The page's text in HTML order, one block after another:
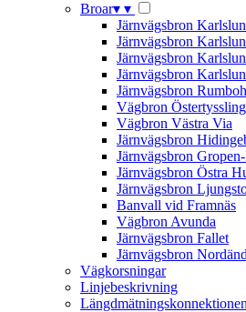
Broar▾ ▾
Järnvägsbron
Järnvägsbron
Järnvägsbron
Järnvägsbron
Järnvägsbron
Vägbron
Vägbron Västra Via
Järnvägsbron
Järnvägsbron
Järnvägsbron Östra
Järnvägsbron
Banvall vid Framnäs
Vägbron Avunda
Järnvägsbron Fallet
Järnvägsbron
Vägkorsningar
Linjebeskrivning
Längdmätningskonnektionen